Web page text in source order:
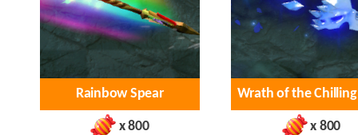
Rainbow Spear
x 800
Wrath of the
x 800